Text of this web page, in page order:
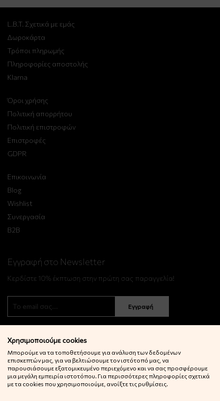
L.B.T. Σχετικά με εμάς
Δωροκάρτα
Τρόποι πληρωμής
Πληροφορίες αποστολής
Klarna
Όροι χρήσης
Πολιτική απορρήτου
Πολιτική επιστροφών
Επιστροφές
GDPR
Επικοινωνία
Blog
Wishlist
Συνεργασία
B2B
Εγγραφή στο Newsletter
Κερδίστε 10% έκπτωση στην πρώτη σας παραγγελία!
Εγγραφή
© 2022 Little Big Things. Αll rights reserved.
Χρησιμοποιούμε cookies
Μπορούμε να τα τοποθετήσουμε για ανάλυση των δεδομένων
επισκεπτών μας, για να βελτιώσουμε τον ιστότοπό μας, να
παρουσιάσουμε εξατομικευμένο περιεχόμενο και να σας προσφέρουμε
μια μεγάλη εμπειρία ιστοτόπου. Για περισσότερες πληροφορίες σχετικά
με τα cookies που χρησιμοποιούμε, ανοίξτε τις ρυθμίσεις.